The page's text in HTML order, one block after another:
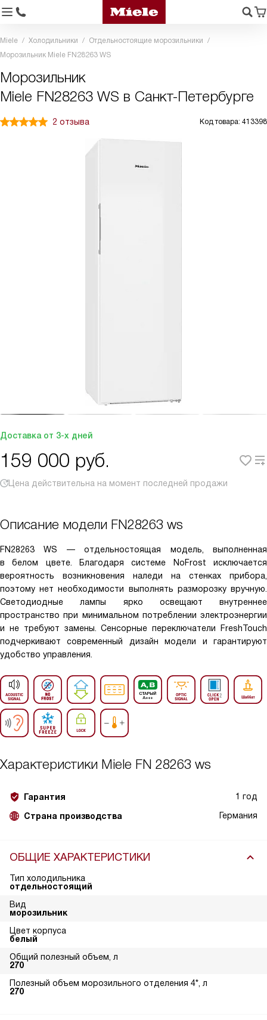
Miele Холодильники
Отдельностоящие морозильники
Морозильник Miele FN28263 WS
Морозильник
Miele FN28263 WS в Санкт-Петербурге
2 отзыва Код товара: 413398
Доставка от 3-х дней
159 000 руб.
Цена действительна на момент последней продажи
Описание модели FN28263 ws
FN28263 WS — отдельностоящая модель, выполненная
в белом цвете. Благодаря системе NoFrost исключается
вероятность возникновения наледи на стенках прибора,
поэтому нет необходимости выполнять разморозку вручную.
Светодиодные лампы ярко освещают внутреннее
пространство при минимальном потреблении электроэнергии
и не требуют замены. Сенсорные переключатели FreshTouch
подчеркивают современный дизайн модели и гарантируют
удобство управления.
Характеристики Miele FN 28263 ws
Гарантия 1 год
Страна производства Германия
ОБЩИЕ ХАРАКТЕРИСТИКИ
Тип холодильника
отдельностоящий
Вид
морозильник
Цвет корпуса
белый
Общий полезный объем, л
270
Полезный объем морозильного отделения 4*, л
270